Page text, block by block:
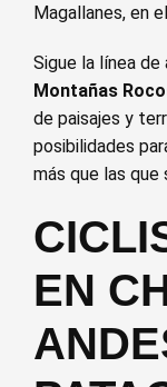
Magallanes, en
Sigue la línea
Montañas
de paisajes y
posibilidades
más que las que
EN